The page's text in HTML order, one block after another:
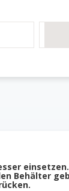
Behälter